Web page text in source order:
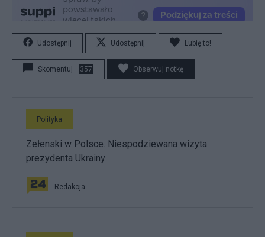
Udostępnij Udostępnij Lubię to!
Skomentuj 357 Obserwuj notkę
Polityka
Zełenski w Polsce. Niespodziewana wizyta
prezydenta Ukrainy
Redakcja